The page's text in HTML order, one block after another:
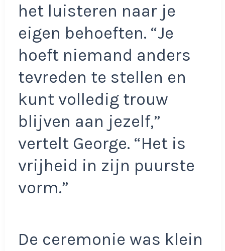
het luisteren naar je
eigen behoeften. “Je
hoeft niemand anders
tevreden te stellen en
kunt volledig trouw
blijven aan jezelf,”
vertelt George. “Het is
vrijheid in zijn puurste
vorm.”
De ceremonie was klein